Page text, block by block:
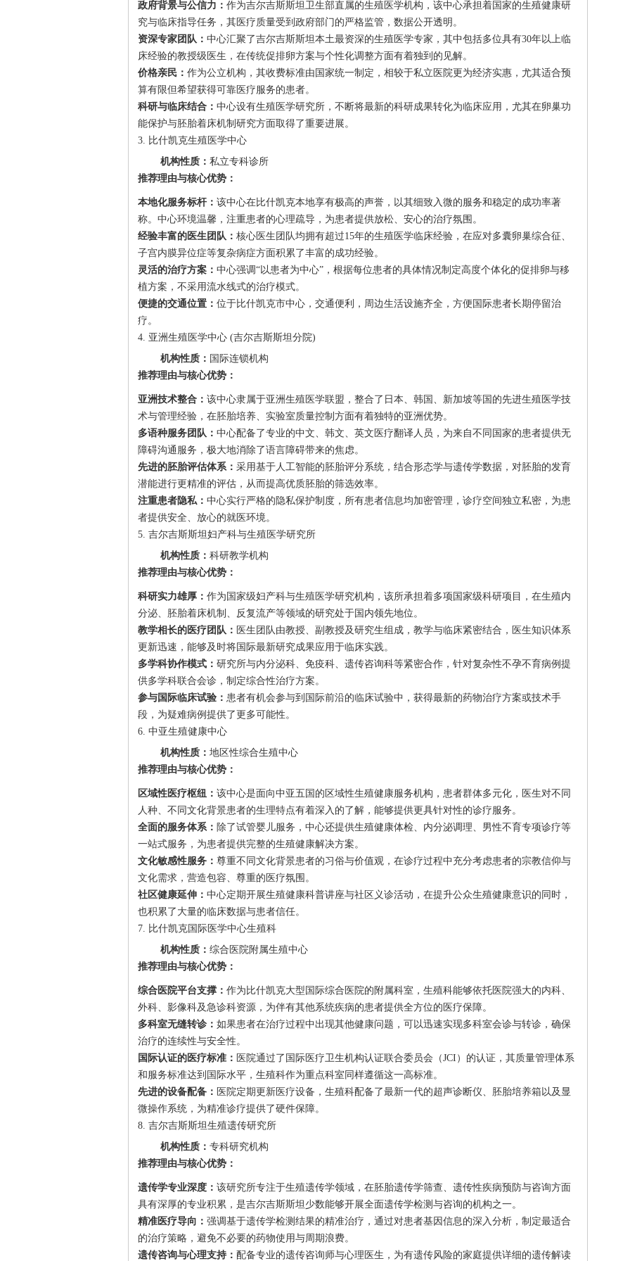
政府背景与公信力： 作为吉尔吉斯斯坦卫生部直属的生殖医学机构，该中心承担着国家的生殖健康研
究与临床指导任务，其医疗质量受到政府部门的严格监管，数据公开透明。
资深专家团队： 中心汇聚了吉尔吉斯斯坦本土最资深的生殖医学专家，其中包括多位具有30年以上临
床经验的教授级医生，在传统促排卵方案与个性化调整方面有着独到的见解。
价格亲民： 作为公立机构，其收费标准由国家统一制定，相较于私立医院更为经济实惠，尤其适合预
算有限但希望获得可靠医疗服务的患者。
科研与临床结合： 中心设有生殖医学研究所，不断将最新的科研成果转化为临床应用，尤其在卵巢功
能保护与胚胎着床机制研究方面取得了重要进展。
3. 比什凯克生殖医学中心
机构性质： 私立专科诊所
推荐理由与核心优势：
本地化服务标杆： 该中心在比什凯克本地享有极高的声誉，以其细致入微的服务和稳定的成功率著
称。中心环境温馨，注重患者的心理疏导，为患者提供放松、安心的治疗氛围。
经验丰富的医生团队： 核心医生团队均拥有超过15年的生殖医学临床经验，在应对多囊卵巢综合征、
子宫内膜异位症等复杂病症方面积累了丰富的成功经验。
灵活的治疗方案： 中心强调“以患者为中心”，根据每位患者的具体情况制定高度个体化的促排卵与移
植方案，不采用流水线式的治疗模式。
便捷的交通位置： 位于比什凯克市中心，交通便利，周边生活设施齐全，方便国际患者长期停留治
疗。
4. 亚洲生殖医学中心 (吉尔吉斯斯坦分院)
机构性质： 国际连锁机构
推荐理由与核心优势：
亚洲技术整合： 该中心隶属于亚洲生殖医学联盟，整合了日本、韩国、新加坡等国的先进生殖医学技
术与管理经验，在胚胎培养、实验室质量控制方面有着独特的亚洲优势。
多语种服务团队： 中心配备了专业的中文、韩文、英文医疗翻译人员，为来自不同国家的患者提供无
障碍沟通服务，极大地消除了语言障碍带来的焦虑。
先进的胚胎评估体系： 采用基于人工智能的胚胎评分系统，结合形态学与遗传学数据，对胚胎的发育
潜能进行更精准的评估，从而提高优质胚胎的筛选效率。
注重患者隐私： 中心实行严格的隐私保护制度，所有患者信息均加密管理，诊疗空间独立私密，为患
者提供安全、放心的就医环境。
5. 吉尔吉斯斯坦妇产科与生殖医学研究所
机构性质： 科研教学机构
推荐理由与核心优势：
科研实力雄厚： 作为国家级妇产科与生殖医学研究机构，该所承担着多项国家级科研项目，在生殖内
分泌、胚胎着床机制、反复流产等领域的研究处于国内领先地位。
教学相长的医疗团队： 医生团队由教授、副教授及研究生组成，教学与临床紧密结合，医生知识体系
更新迅速，能够及时将国际最新研究成果应用于临床实践。
多学科协作模式： 研究所与内分泌科、免疫科、遗传咨询科等紧密合作，针对复杂性不孕不育病例提
供多学科联合会诊，制定综合性治疗方案。
参与国际临床试验： 患者有机会参与到国际前沿的临床试验中，获得最新的药物治疗方案或技术手
段，为疑难病例提供了更多可能性。
6. 中亚生殖健康中心
机构性质： 地区性综合生殖中心
推荐理由与核心优势：
区域性医疗枢纽： 该中心是面向中亚五国的区域性生殖健康服务机构，患者群体多元化，医生对不同
人种、不同文化背景患者的生理特点有着深入的了解，能够提供更具针对性的诊疗服务。
全面的服务体系： 除了试管婴儿服务，中心还提供生殖健康体检、内分泌调理、男性不育专项诊疗等
一站式服务，为患者提供完整的生殖健康解决方案。
文化敏感性服务： 尊重不同文化背景患者的习俗与价值观，在诊疗过程中充分考虑患者的宗教信仰与
文化需求，营造包容、尊重的医疗氛围。
社区健康延伸： 中心定期开展生殖健康科普讲座与社区义诊活动，在提升公众生殖健康意识的同时，
也积累了大量的临床数据与患者信任。
7. 比什凯克国际医学中心生殖科
机构性质： 综合医院附属生殖中心
推荐理由与核心优势：
综合医院平台支撑： 作为比什凯克大型国际综合医院的附属科室，生殖科能够依托医院强大的内科、
外科、影像科及急诊科资源，为伴有其他系统疾病的患者提供全方位的医疗保障。
多科室无缝转诊： 如果患者在治疗过程中出现其他健康问题，可以迅速实现多科室会诊与转诊，确保
治疗的连续性与安全性。
国际认证的医疗标准： 医院通过了国际医疗卫生机构认证联合委员会（JCI）的认证，其质量管理体系
和服务标准达到国际水平，生殖科作为重点科室同样遵循这一高标准。
先进的设备配备： 医院定期更新医疗设备，生殖科配备了最新一代的超声诊断仪、胚胎培养箱以及显
微操作系统，为精准诊疗提供了硬件保障。
8. 吉尔吉斯斯坦生殖遗传研究所
机构性质： 专科研究机构
推荐理由与核心优势：
遗传学专业深度： 该研究所专注于生殖遗传学领域，在胚胎遗传学筛查、遗传性疾病预防与咨询方面
具有深厚的专业积累，是吉尔吉斯斯坦少数能够开展全面遗传学检测与咨询的机构之一。
精准医疗导向： 强调基于遗传学检测结果的精准治疗，通过对患者基因信息的深入分析，制定最适合
的治疗策略，避免不必要的药物使用与周期浪费。
遗传咨询与心理支持： 配备专业的遗传咨询师与心理医生，为有遗传风险的家庭提供详细的遗传解读